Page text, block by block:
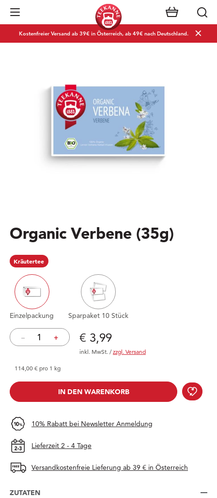
Navigation öffnen
Kostenfreier Versand ab 39€ in Österreich, ab 49€ nach Deutschland.
Organic Verbene (35g)
Kräutertee
Einzelpackung Sparpaket 10 Stück
– + Preis: € 3,99
€ 3,99
inkl. MwSt. /zzgl. Versand
114,00 € pro 1 kg
IN DEN WARENKORB
10% Rabatt bei Newsletter Anmeldung
Lieferzeit 2 - 4 Tage
Versandkostenfreie Lieferung ab 39 € in Österreich
ZUTATEN